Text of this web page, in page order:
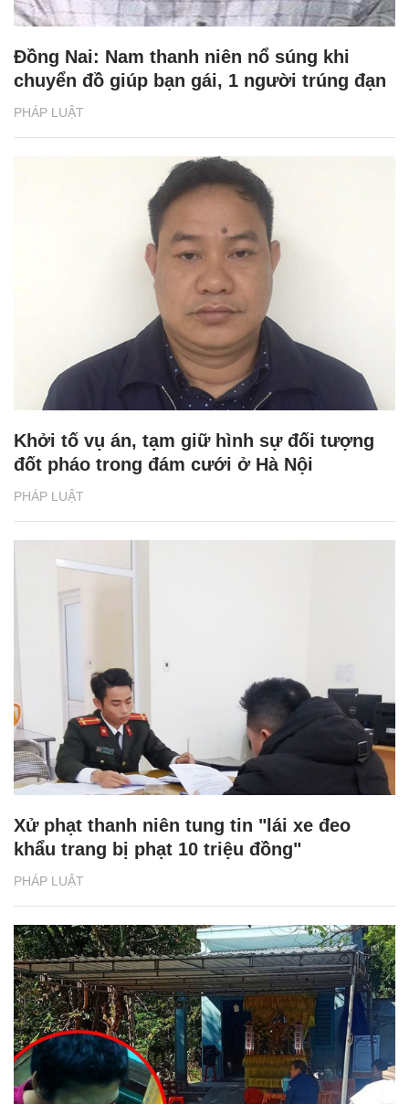
PHÁP LUẬT
Đồng Nai: Nam thanh niên nổ súng khi
chuyển đồ giúp bạn gái, 1 người trúng đạn
PHÁP LUẬT
Khởi tố vụ án, tạm giữ hình sự đối tượng
đốt pháo trong đám cưới ở Hà Nội
PHÁP LUẬT
Xử phạt thanh niên tung tin "lái xe đeo
khẩu trang bị phạt 10 triệu đồng"